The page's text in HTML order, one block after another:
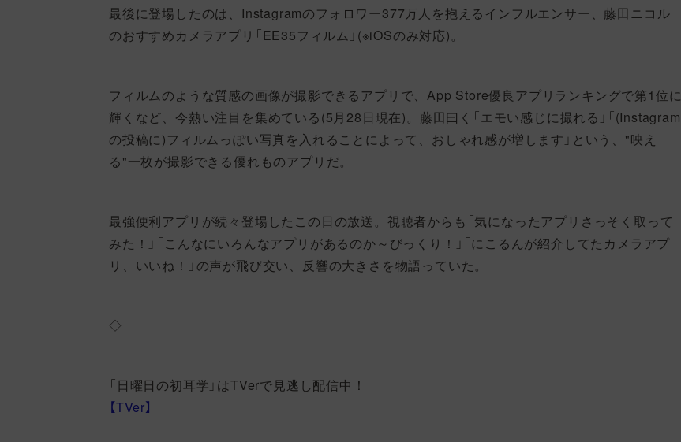
最後に登場したのは、Instagramのフォロワー377万人を抱えるインフルエンサー、藤田ニコル
のおすすめカメラアプリ「EE35フィルム」(※iOSのみ対応)。
フィルムのような質感の画像が撮影できるアプリで、App Store優良アプリランキングで第1位に
輝くなど、今熱い注目を集めている(5月28日現在)。藤田曰く「エモい感じに撮れる」「(Instagram
の投稿に)フィルムっぽい写真を入れることによって、おしゃれ感が増します」という、"映え
る"一枚が撮影できる優れものアプリだ。
最強便利アプリが続々登場したこの日の放送。視聴者からも「気になったアプリさっそく取って
みた！」「こんなにいろんなアプリがあるのか～びっくり！」「にこるんが紹介してたカメラアプ
リ、いいね！」の声が飛び交い、反響の大きさを物語っていた。
◇
「日曜日の初耳学」はTVerで見逃し配信中！
【TVer】